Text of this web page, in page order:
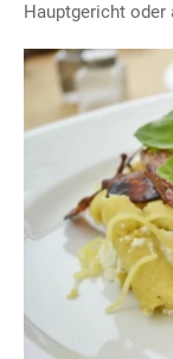
Hauptgericht oder